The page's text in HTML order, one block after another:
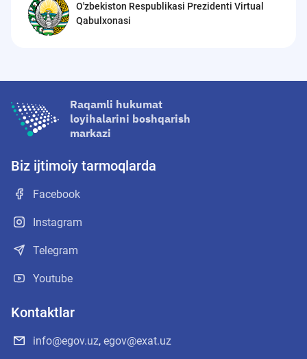
O'zbekiston Respublikasi Prezidenti Virtual
Qabulxonasi
Raqamli hukumat
loyihalarini boshqarish
markazi
Biz ijtimoiy tarmoqlarda
Facebook
Instagram
Telegram
Youtube
Kontaktlar
info@egov.uz, egov@exat.uz